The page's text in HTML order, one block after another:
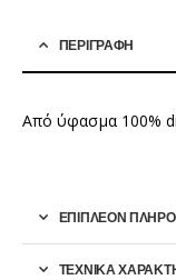
ΠΕΡΙΓΡΑΦΉ
Από ύφασμα 100%
ΕΠΙΠΛΈΟΝ
ΤΕΧΝΙΚΑ